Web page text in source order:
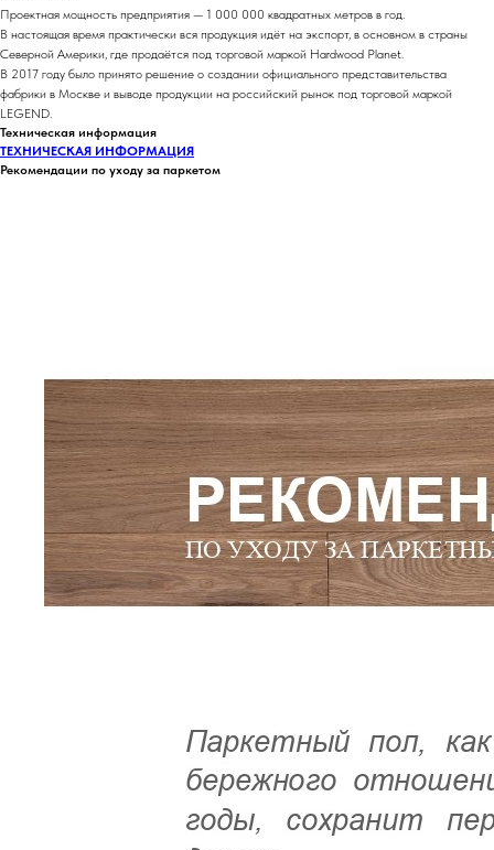
Проектная мощность предприятия — 1 000 000 квадратных метров в год.
В настоящая время практически вся продукция идёт на экспорт, в основном в страны
Северной Америки, где продаётся под торговой маркой Hardwood Planet.
В 2017 году было принято решение о создании официального представительства
фабрики в Москве и выводе продукции на российский рынок под торговой маркой
LEGEND.
Техническая информация
ТЕХНИЧЕСКАЯ ИНФОРМАЦИЯ
Рекомендации по уходу за паркетом